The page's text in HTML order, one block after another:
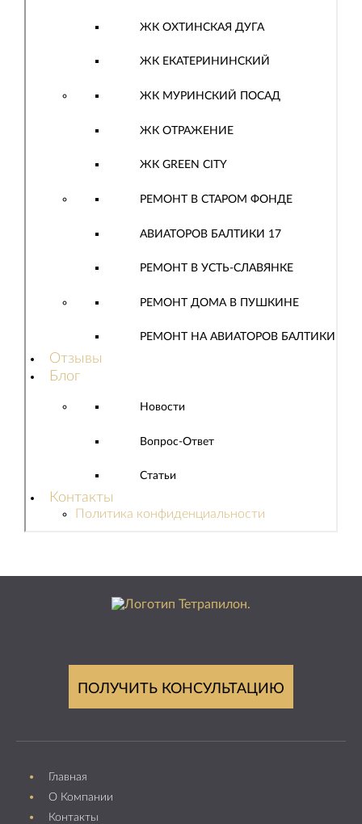
ЖК ОХТИНСКАЯ ДУГА
ЖК ЕКАТЕРИНИНСКИЙ
ЖК МУРИНСКИЙ ПОСАД
ЖК ОТРАЖЕНИЕ
ЖК GREEN CITY
РЕМОНТ В СТАРОМ ФОНДЕ
АВИАТОРОВ БАЛТИКИ 17
РЕМОНТ В УСТЬ-СЛАВЯНКЕ
РЕМОНТ ДОМА В ПУШКИНЕ
РЕМОНТ НА АВИАТОРОВ БАЛТИКИ
Отзывы
Блог
Новости
Вопрос-Ответ
Статьи
Контакты
Политика конфиденциальности
Главная
О Компании
Контакты
ПОЛУЧИТЬ КОНСУЛЬТАЦИЮ